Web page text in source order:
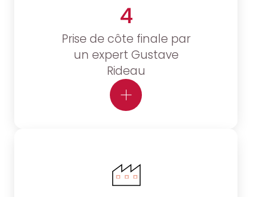
4
Prise de côte finale par
un expert Gustave
Rideau